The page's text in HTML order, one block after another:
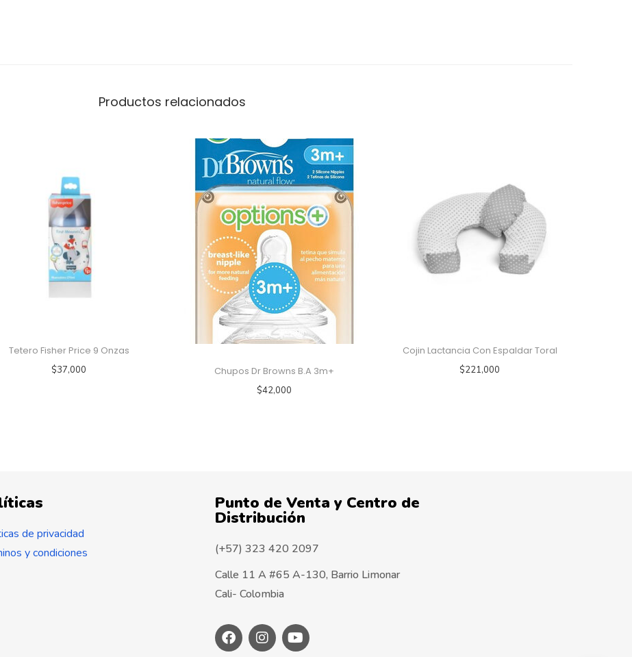
Productos relacionados
Tetero Fisher Price 9 Onzas
$37,000 Chupos Dr Browns B.A 3m+
$42,000
Cojin Lactancia Con Espaldar Toral
$221,000
de privacidad
y condiciones
Punto de Venta y Centro de
Distribución
(+57) 323 420 2097
Calle 11 A #65 A-130, Barrio Limonar
Cali- Colombia